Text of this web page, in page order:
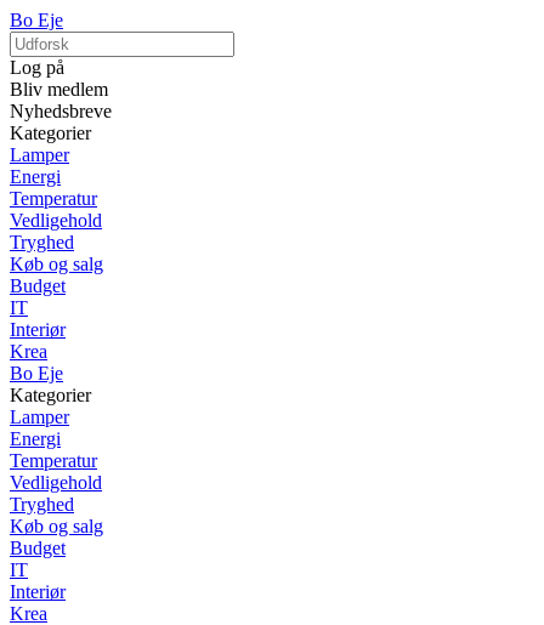
Bo Eje
Log på
Bliv medlem
Nyhedsbreve
Kategorier
Lamper
Energi
Temperatur
Vedligehold
Tryghed
Køb og salg
Budget
IT
Interiør
Krea
Bo Eje
Kategorier
Lamper
Energi
Temperatur
Vedligehold
Tryghed
Køb og salg
Budget
IT
Interiør
Krea